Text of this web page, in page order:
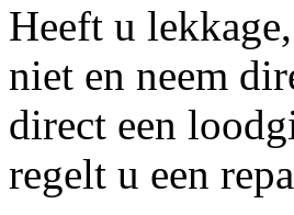
Heeft u
niet en neem
direct een
regelt u een